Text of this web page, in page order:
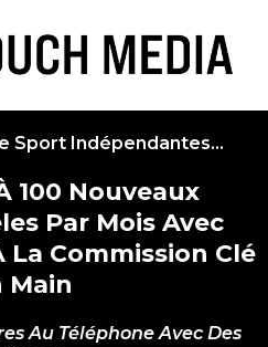
Sport Indépendantes...
100 Nouveaux
Par Mois Avec
La Commission Clé
Main
Au Téléphone Avec Des